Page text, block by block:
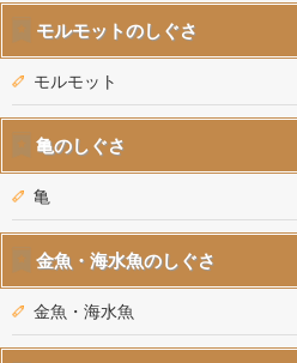
モルモットのしぐさ
モルモット
亀のしぐさ
亀
金魚・海水魚のしぐさ
金魚・海水魚